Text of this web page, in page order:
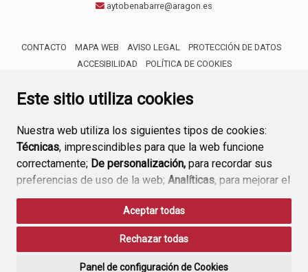
Este sitio utiliza cookies
Nuestra web utiliza los siguientes tipos de cookies:
Técnicas, imprescindibles para que la web funcione
correctamente; De personalización, para recordar sus
preferencias de uso de la web; Analíticas, para mejorar el
funcionamiento de la web y sus servicios.
Si acepta pulsando el botón“Aceptar todas”
consideramos que acepta su uso. Si pulsa el botón
Aceptar todas
Rechazar todas
Panel de configuración de Cookies
aytobenabarre@aragon.es
CONTACTO MAPA WEB AVISO LEGAL
PROTECCIÓN DE DATOS
ACCESIBILIDAD
POLÍTICA DE COOKIES